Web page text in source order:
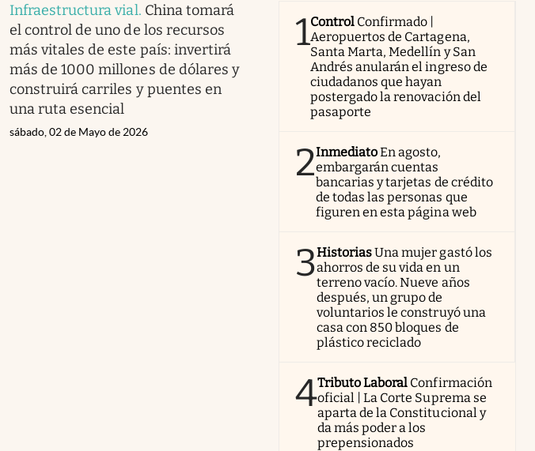
Infraestructura vial. China tomará
el control de uno de los recursos
más vitales de este país: invertirá
más de 1000 millones de dólares y
construirá carriles y puentes en
una ruta esencial
sábado, 02 de Mayo de 2026
1Control Confirmado |
Aeropuertos de Cartagena,
Santa Marta, Medellín y San
Andrés anularán el ingreso de
ciudadanos que hayan
postergado la renovación del
pasaporte
2InmediatoEn agosto,
embargarán cuentas
bancarias y tarjetas de crédito
de todas las personas que
figuren en esta página web
3HistoriasUna mujer gastó los
ahorros de su vida en un
terreno vacío. Nueve años
después, un grupo de
voluntarios le construyó una
casa con 850 bloques de
plástico reciclado
4Tributo Laboral Confirmación
oficial | La Corte Suprema se
aparta de la Constitucional y
da más poder a los
prepensionados